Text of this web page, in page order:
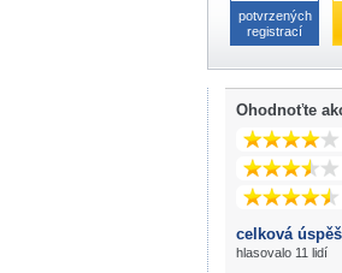
potvrzených
registrací
Ohodnoťte
celková
hlasovalo 11 lidí